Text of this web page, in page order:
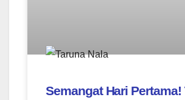
Semangat Hari Pertama!